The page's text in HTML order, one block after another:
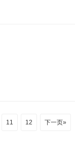
11 12 下一页»